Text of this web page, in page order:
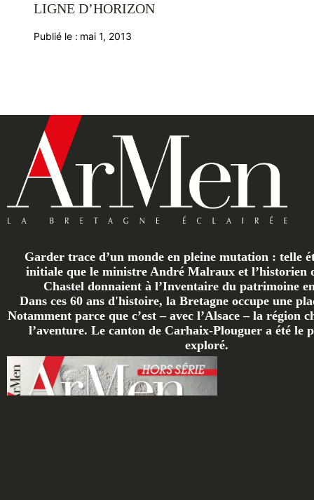
LIGNE D’HORIZON
Publié le : mai 1, 2013
Garder trace d’un monde en pleine mutation : telle
initiale que le ministre André Malraux et l’historien
Chastel donnaient à l’Inventaire du patrimoine
Dans ces 60 ans d'histoire, la Bretagne occupe une
Notamment parce que c’est – avec l’Alsace – la région
l’aventure. Le canton de Carhaix-Plouguer a été le
exploré.